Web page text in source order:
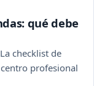
qué debe
checklist de
profesional